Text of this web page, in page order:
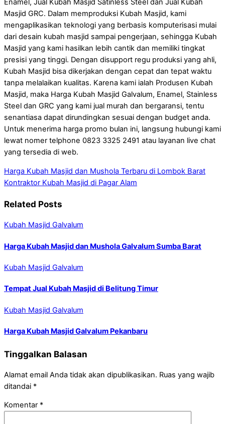
Enamel, Jual Kubah Masjid Satinless Steel dan Jual Kubah
Masjid GRC. Dalam memproduksi Kubah Masjid, kami
mengaplikasikan teknologi yang berbasis komputerisasi mulai
dari desain kubah masjid sampai pengerjaan, sehingga Kubah
Masjid yang kami hasilkan lebih cantik dan memiliki tingkat
presisi yang tinggi. Dengan disupport regu produksi yang ahli,
Kubah Masjid bisa dikerjakan dengan cepat dan tepat waktu
tanpa melalaikan kualitas. Karena kami ialah Produsen Kubah
Masjid, maka Harga Kubah Masjid Galvalum, Enamel, Stainless
Steel dan GRC yang kami jual murah dan bergaransi, tentu
senantiasa dapat dirundingkan sesuai dengan budget anda.
Untuk menerima harga promo bulan ini, langsung hubungi kami
lewat nomer telphone 0823 3325 2491 atau layanan live chat
yang tersedia di web.
Harga Kubah Masjid dan Mushola Terbaru di Lombok Barat
Kontraktor Kubah Masjid di Pagar Alam
Related Posts
Kubah Masjid Galvalum
Harga Kubah Masjid dan Mushola Galvalum Sumba Barat
Kubah Masjid Galvalum
Tempat Jual Kubah Masjid di Belitung Timur
Kubah Masjid Galvalum
Harga Kubah Masjid Galvalum Pekanbaru
Tinggalkan Balasan
Alamat email Anda tidak akan dipublikasikan. Ruas yang wajib
ditandai *
Komentar *